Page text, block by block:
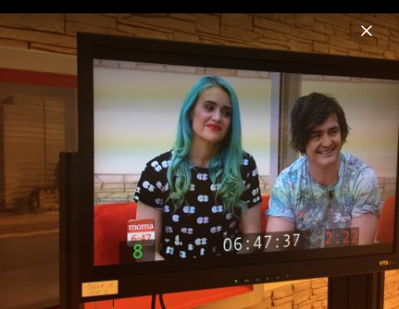
Menu
Sheppard
News Musik Videos Fotos Biografie
Pressebilder 2015